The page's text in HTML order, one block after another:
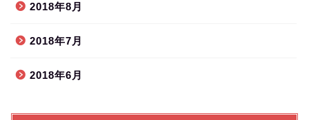
2018年8月
2018年7月
2018年6月